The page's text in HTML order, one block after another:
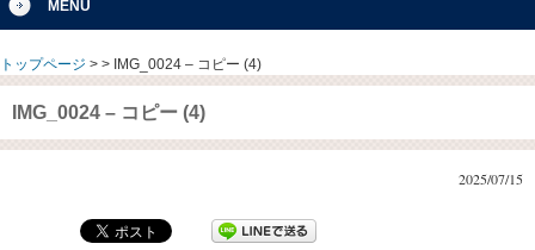
MENU
トップページ > > IMG_0024 – コピー (4)
IMG_0024 – コピー (4)
2025/07/15